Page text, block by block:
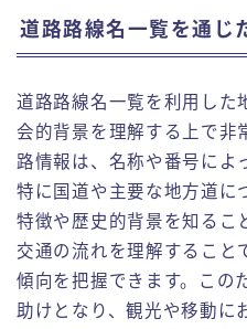
道路路線名一覧を通じ
道路路線名一覧を利用した
会的背景を理解する上で非
路情報は、名称や番号によ
特に国道や主要な地方道に
特徴や歴史的背景を知るこ
交通の流れを理解すること
傾向を把握できます。この
助けとなり、観光や移動に